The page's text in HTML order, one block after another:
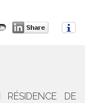
RÉSIDENCE DE